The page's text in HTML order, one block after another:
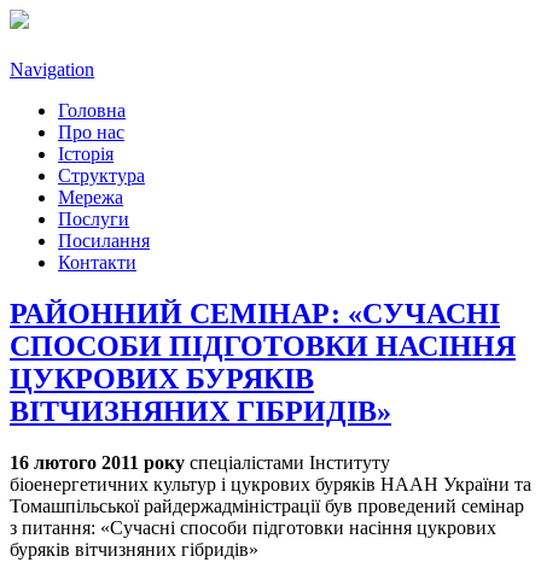
Navigation
Головна
Про нас
Історія
Структура
Мережа
Послуги
Посилання
Контакти
РАЙОННИЙ СЕМІНАР: «СУЧАСНІ
СПОСОБИ ПІДГОТОВКИ НАСІННЯ
ЦУКРОВИХ БУРЯКІВ
ВІТЧИЗНЯНИХ ГІБРИДІВ»
16 лютого 2011 року спеціалістами Інституту
біоенергетичних культур і цукрових буряків НААН України та
Томашпільської райдержадміністрації був проведений семінар
з питання: «Сучасні способи підготовки насіння цукрових
буряків вітчизняних гібридів»